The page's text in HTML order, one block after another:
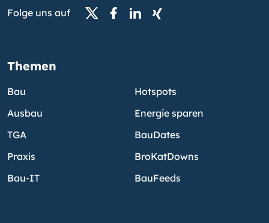
Folge uns auf
Themen
Bau
Ausbau
TGA
Praxis
Bau-IT
Hotspots
Energie sparen
BauDates
BroKatDowns
BauFeeds